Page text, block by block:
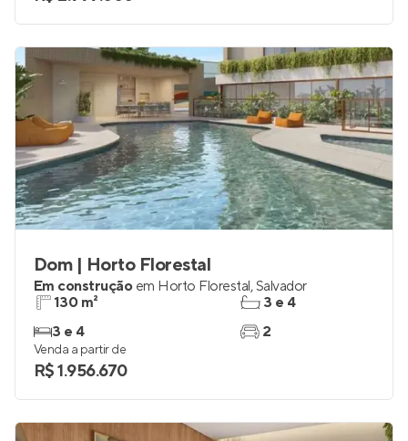
Dom | Horto Florestal
Em construção em Horto Florestal,Salvador
130 m²
3 e 4
3 e 4
2
Venda a partir de
R$ 1.956.670